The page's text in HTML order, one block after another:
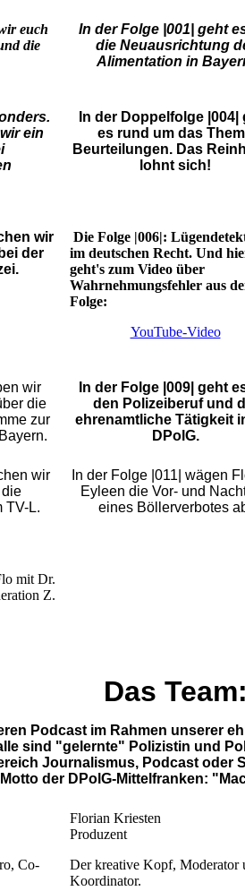
euch
die
In der Folge |001| geht
die Neuausrichtung
Alimentation in
ein
In der Doppelfolge |004|
es rund um das
Beurteilungen. Das
lohnt sich!
wir
der
Die Folge |006|:
im deutschen Recht. Und
geht's zum Video über
Wahrnehmungsfehler aus
Folge:
YouTube-Video
wir
die
zur
In der Folge |009| geht
den Polizeiberuf und
ehrenamtliche Tätigkeit
DPolG.
wir
TV-L.
In der Folge |011| wägen
Eyleen die Vor- und
eines Böllerverbotes
mit Dr.
Z.
Das Team:
Podcast im Rahmen unserer
sind "gelernte" Polizistin und
Journalismus, Podcast oder
der DPolG-Mittelfranken:
Co-
Florian Kriesten
Produzent
Der kreative Kopf, Moderator
Koordinator.